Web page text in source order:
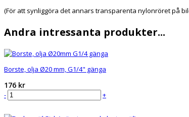
(För att synliggöra det annars transparenta nylonröret på
Andra intressanta produkter...
Borste, olja Ø20 mm, G1/4" gänga
176 kr
- +